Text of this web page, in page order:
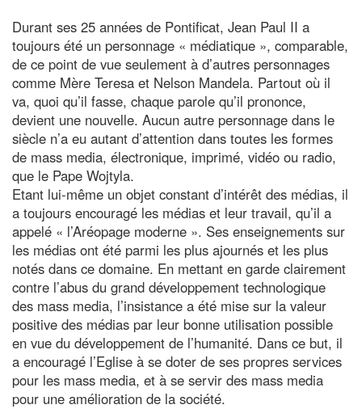
Durant ses 25 années de Pontificat, Jean Paul II a
toujours été un personnage « médiatique », comparable,
de ce point de vue seulement à d’autres personnages
comme Mère Teresa et Nelson Mandela. Partout où il
va, quoi qu’il fasse, chaque parole qu’il prononce,
devient une nouvelle. Aucun autre personnage dans le
siècle n’a eu autant d’attention dans toutes les formes
de mass media, électronique, imprimé, vidéo ou radio,
que le Pape Wojtyla.
Etant lui-même un objet constant d’intérêt des médias, il
a toujours encouragé les médias et leur travail, qu’il a
appelé « l’Aréopage moderne ». Ses enseignements sur
les médias ont été parmi les plus ajournés et les plus
notés dans ce domaine. En mettant en garde clairement
contre l’abus du grand développement technologique
des mass media, l’insistance a été mise sur la valeur
positive des médias par leur bonne utilisation possible
en vue du développement de l’humanité. Dans ce but, il
a encouragé l’Eglise à se doter de ses propres services
pour les mass media, et à se servir des mass media
pour une amélioration de la société.